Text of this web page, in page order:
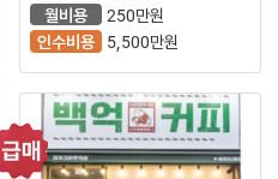
월비용
250만원
인수비용
5,500만원